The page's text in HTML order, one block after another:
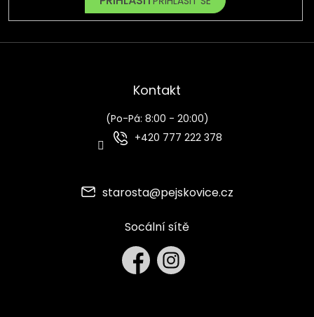
Kontakt
(Po-Pá: 8:00 - 20:00)
+420 777 222 378
starosta@pejskovice.cz
Socální sítě